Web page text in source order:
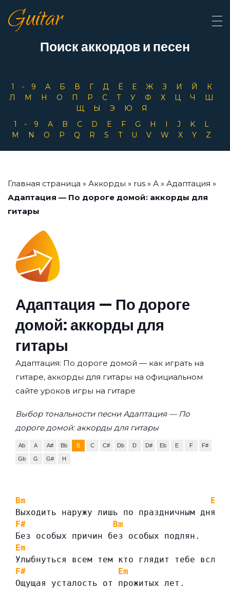
Guitar
Поиск аккордов и песен
1-9 А Б В Г Д Ё Е Ж З И Й
К
Л
М Н О П Р С Т У Ф Х Ц Ч
Ш
Щ
Ы Э Ю
Я
1-9
A B C D E F G H I J K
L
M
N O P Q R S T U V W X Y Z
Главная страница » Аккорды » rus » А » Адаптация »
Адаптация — По дороге домой: аккорды для
гитары
Адаптация — По дороге
домой: аккорды для
гитары
Адаптация: По дороге домой — как играть на
гитаре, аккорды для гитары на официальном
сайте уроков игры на гитаре
Выбор тональности песни Адаптация — По
дороге домой: аккорды для гитары
Ab A A# Bb B C C# Db D D# Eb E F F#
Gb G G# H
Bm
Em
Выходить наружу лишь по праздничным дням
F#
Bm
Без особых причин без особых подлян.
Em
Улыбнуться всем тем кто глядит тебе вслед
F#
Em
Ощущая усталость от прожитых лет.